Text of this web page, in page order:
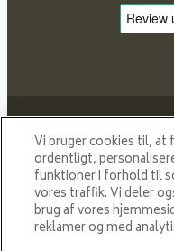
Proud member of
to a smaller carbon
Vi bruger cookies til, at
ordentligt,
funktioner i forhold til
vores traffik. Vi deler
brug af vores
reklamer og med